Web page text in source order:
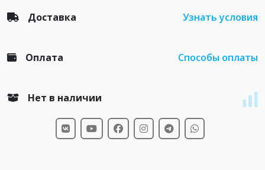
Доставка Узнать условия
Оплата Способы оплаты
Нет в наличии